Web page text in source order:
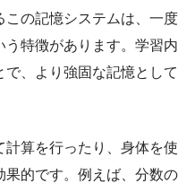
この記憶システムは、一度
特徴があります。学習内
、より強固な記憶として
算を行ったり、身体を使
果的です。例えば、分数の